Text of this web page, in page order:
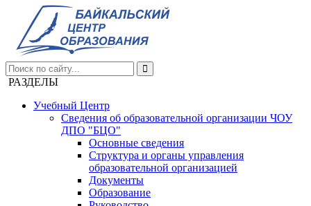
РАЗДЕЛЫ
Учебный Центр
Сведения об образовательной организации ЧОУ
ДПО "БЦО"
Основные сведения
Структура и органы управления
образовательной организацией
Документы
Образование